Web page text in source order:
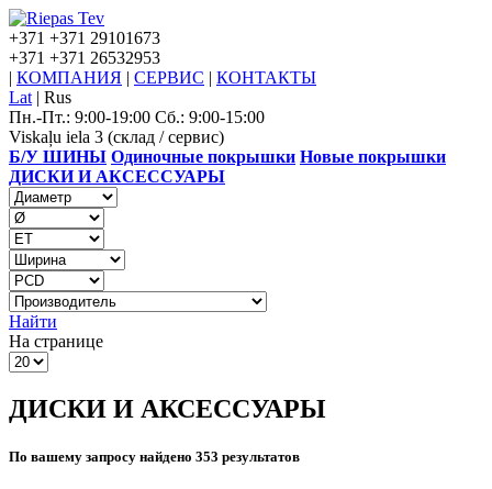
+371 +371 29101673
+371 +371 26532953
| КОМПАНИЯ | СЕРВИС | КОНТАКТЫ
Lat | Rus
Пн.-Пт.: 9:00-19:00 Сб.: 9:00-15:00
Viskaļu iela 3 (склад / сервис)
Б/У ШИНЫ Одиночные покрышки Новые покрышки
ДИСКИ И АКСЕССУАРЫ
Найти
На странице
ДИСКИ И АКСЕССУАРЫ
По вашему запросу найдено 353 результатов